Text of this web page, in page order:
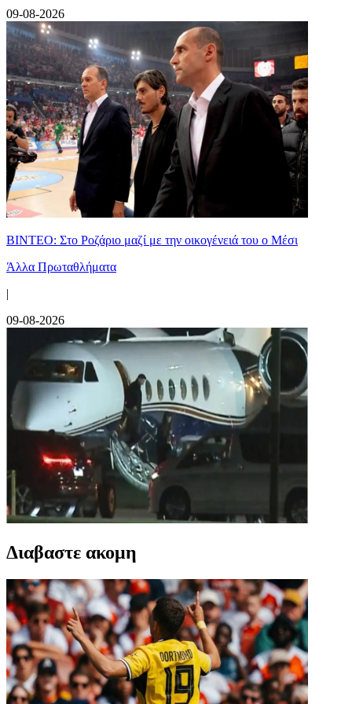
09-08-2026
ΒΙΝΤΕΟ: Στο Ροζάριο μαζί με την οικογένειά του ο Μέσι
Άλλα Πρωταθλήματα
|
09-08-2026
Διαβαστε ακομη